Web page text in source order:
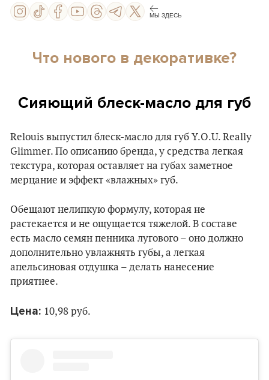
МЫ ЗДЕСЬ
Что нового в декоративке?
Сияющий блеск-масло для губ
Relouis выпустил блеск-масло для губ Y.O.U. Really
Glimmer. По описанию бренда, у средства легкая
текстура, которая оставляет на губах заметное
мерцание и эффект «влажных» губ.
Обещают нелипкую формулу, которая не
растекается и не ощущается тяжелой. В составе
есть масло семян пенника лугового – оно должно
дополнительно увлажнять губы, а легкая
апельсиновая отдушка – делать нанесение
приятнее.
Цена: 10,98 руб.